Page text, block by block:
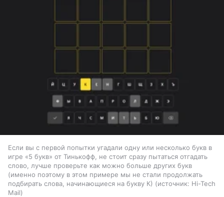
Если вы с первой попытки угадали одну или несколько букв в
игре «5 букв» от Тинькофф, не стоит сразу пытаться отгадать
слово, лучше проверьте как можно больше других букв
(именно поэтому в этом примере мы не стали продолжать
подбирать слова, начинающиеся на букву К)
источник: Hi-Tech
Mail